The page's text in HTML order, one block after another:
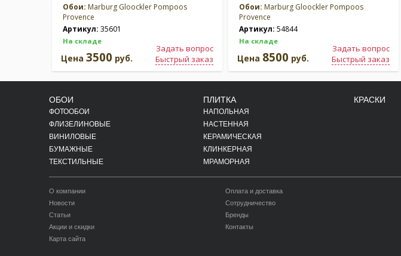
Обои: Marburg Gloockler Pompoos
Provence
Артикул: 35601
На складе
Задать вопрос
Быстрый заказ
Цена 3500 руб.
Обои: Marburg Gloockler Pompoos
Provence
Артикул: 54844
На складе
Задать вопрос
Быстрый заказ
Цена 8500 руб.
ОБОИ
ФОТООБОИ
ФЛИЗЕЛИНОВЫЕ
ВИНИЛОВЫЕ
БУМАЖНЫЕ
ТЕКСТИЛЬНЫЕ
ПЛИТКА
НАПОЛЬНАЯ
НАСТЕННАЯ
КЕРАМИЧЕСКАЯ
КЛИНКЕРНАЯ
МРАМОРНАЯ
КРАСКИ
О компании
Новости
Статьи
Акции и скидки
Карта сайта
Оплата и доставка
Сотрудничество
Бренды
Контакты